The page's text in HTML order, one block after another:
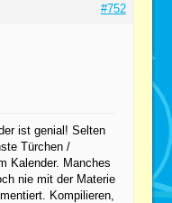
#752
ist genial! Selten
Türchen /
Kalender. Manches
nie mit der Materie
Kompilieren,